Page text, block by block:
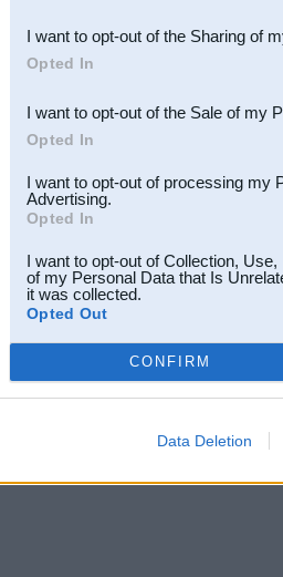
Downstream Participants
third parties.
I want to opt-out of the Sharing of
Opted In
I want to opt-out of the Sale of my
Opted In
I want to opt-out of processing my
Advertising.
Opted In
I want to opt-out of Collection,
of my Personal Data that Is
it was collected.
Opted Out
CONFIRM
Data Deletion